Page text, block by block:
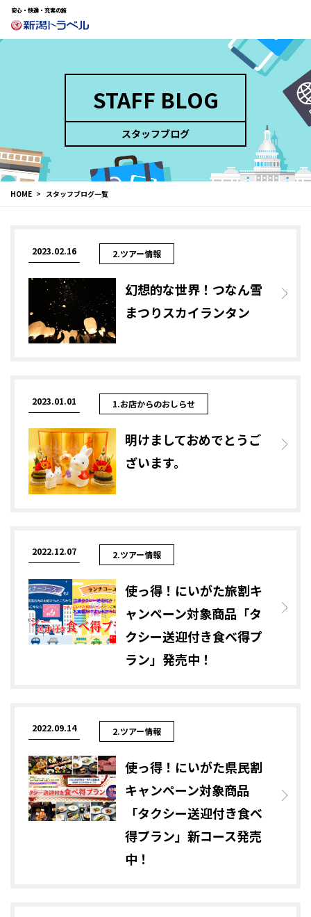
安心・快適・充実の旅
STAFF BLOG
スタッフブログ
HOME スタッフブログ一覧
2023.02.16 2.ツアー情報
幻想的な世界！つなん雪
まつりスカイランタン
2023.01.01 1.お店からのおしらせ
明けましておめでとうご
ざいます。
2022.12.07 2.ツアー情報
使っ得！にいがた旅割キ
ャンペーン対象商品「タ
クシー送迎付き食べ得プ
ラン」発売中！
2022.09.14 2.ツアー情報
使っ得！にいがた県民割
キャンペーン対象商品
「タクシー送迎付き食べ
得プラン」新コース発売
中！